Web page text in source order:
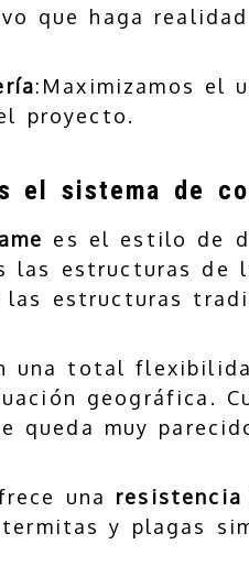
que haga
:Maximizamos el
proyecto.
el sistema de
es el estilo de
las estructuras
las estructuras
una total
geográfica.
queda muy
una resistencia
y plagas